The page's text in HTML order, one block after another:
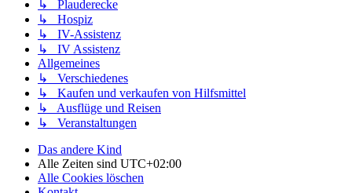
↳ Plauderecke
↳ Hospiz
↳ IV-Assistenz
↳ IV Assistenz
Allgemeines
↳ Verschiedenes
↳ Kaufen und verkaufen von Hilfsmittel
↳ Ausflüge und Reisen
↳ Veranstaltungen
Das andere Kind
Alle Zeiten sind UTC+02:00
Alle Cookies löschen